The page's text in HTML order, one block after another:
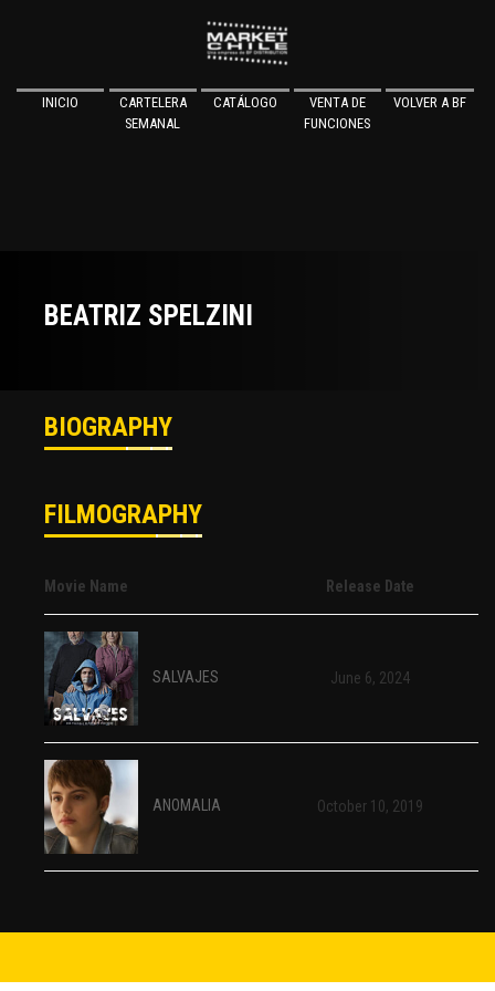
INICIO
CARTELERA
SEMANAL
CATÁLOGO
VENTA DE
FUNCIONES
VOLVER A BF
BEATRIZ SPELZINI
BIOGRAPHY
FILMOGRAPHY
Movie Name Release Date
SALVAJES June 6, 2024
ANOMALIA October 10, 2019